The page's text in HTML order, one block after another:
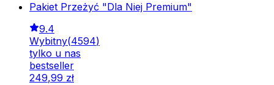
Pakiet Przeżyć "Dla Niej Premium"
9.4
Wybitny(4594)
tylko u nas
bestseller
249,99 zł